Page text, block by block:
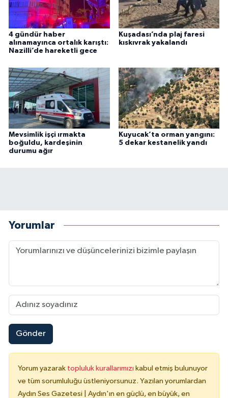
4 gündür haber
alınamayınca ortalık karıştı:
Nazilli’de hareketli gece
Kuşadası’nda plaj faresi
kıskıvrak yakalandı
Mevsimlik işçi ırmakta
boğuldu, kardeşinin
durumu ağır
Kuyucak’ta orman yangını:
5 dekar kestanelik yandı
Yorumlar
Gönder
Yorum yazarak topluluk kurallarımızı kabul etmiş bulunuyor
ve tüm sorumluluğu üstleniyorsunuz. Yazılan yorumlardan
Aydın Ses Gazetesi | Aydın'ın en güçlü, en büyük, en